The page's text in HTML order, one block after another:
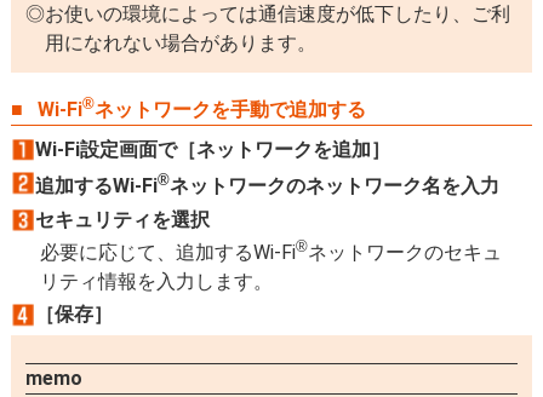
お使いの環境によっては通信速度が低下したり、ご利
用になれない場合があります。
Wi-Fi®ネットワークを手動で追加する
Wi-Fi設定画面で［ネットワークを追加］
追加するWi-Fi®ネットワークのネットワーク名を入力
セキュリティを選択
必要に応じて、追加するWi-Fi®ネットワークのセキュ
リティ情報を入力します。
［保存］
memo